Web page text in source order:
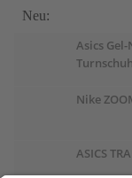
Neu:
Asics
Nike
ASICS